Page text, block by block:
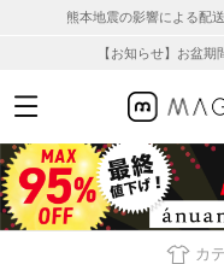
熊本地震の影響による配
【お知らせ】お盆
カ